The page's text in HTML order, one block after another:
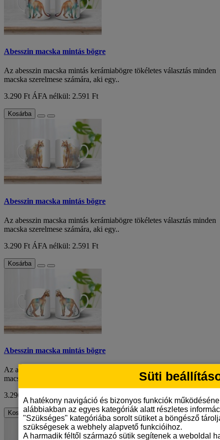
Abesszin macska mintás bögre
Az abesszin macska mintás kerámiabögre tökéletes választás minden
macska szerelmese számára, aki egy..
3.290 Ft ÁFA nélkül: 2.591 Ft
Kosárba
Abesszin macska mintás bögre
Az abesszin macska mintás kerámiabögre tökéletes választás minden
macska szerelmese számára, aki egy..
3.290 Ft ÁFA nélkül: 2.591 Ft
Kosárba
Abesszin macska mintás bögre
Az abesszin macska mintás kerámiabögre tökéletes választás minden
macska szerelmese számára, aki egy..
3.290 Ft
ÁFA nélkül: 2.591 Ft
Kosárba
Süti
A hatékony navigáció és bizonyos funkciók
alábbiakban az egyes kategóriák alatt részletes
"Szükséges" kategóriába sorolt sütiket a böngésző
szükségesek a webhely alapvető funkcióihoz.
A harmadik féltől származó sütik segítenek a weboldal